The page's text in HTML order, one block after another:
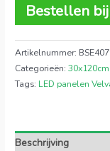
Bestellen
Artikelnummer:
Categorieën:
Tags: LED panelen
Beschrijving